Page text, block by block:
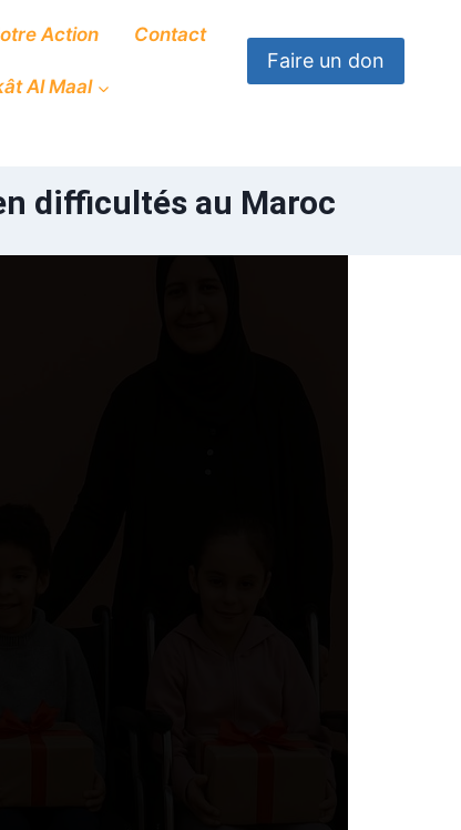
Action Contact
Al Maal
Faire un don
difficultés au Maroc